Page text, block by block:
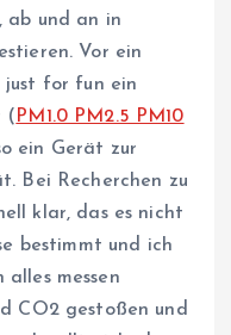
ab und an in
Vor ein
for fun ein
( PM1.0 PM2.5 PM10
ein Gerät zur
Bei Recherchen zu
klar, das es nicht
bestimmt und ich
alles messen
CO2 gestoßen und